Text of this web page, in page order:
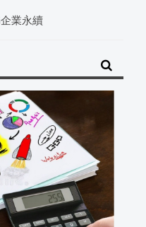
企業永續